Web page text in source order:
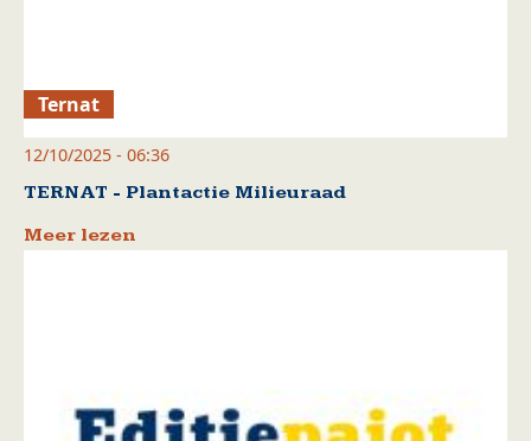
Ternat
12/10/2025 - 06:36
TERNAT - Plantactie Milieuraad
Meer lezen